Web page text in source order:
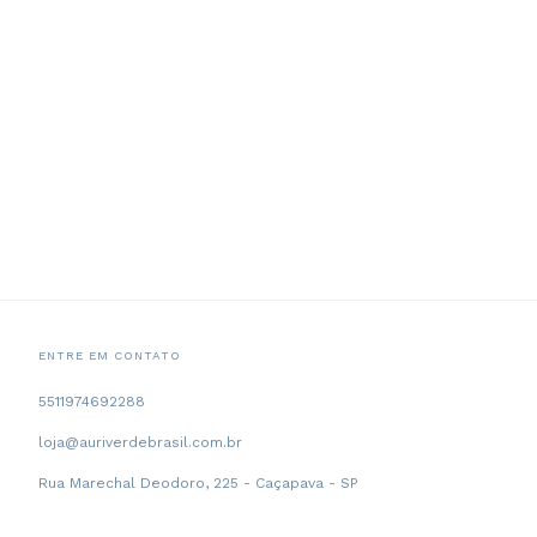
ENTRE EM CONTATO
5511974692288
loja@auriverdebrasil.com.br
Rua Marechal Deodoro, 225 - Caçapava - SP